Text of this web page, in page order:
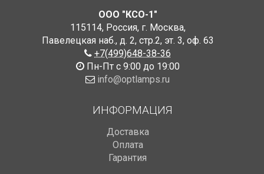
ООО "КСО-1"
115114, Россия, г. Москва,
Павелецкая наб., д. 2, стр.2, эт. 3, оф. 63
+7(499)648-38-36
Пн-Пт с 9:00 до 19:00
info@optlamps.ru
ИНФОРМАЦИЯ
Доставка
Оплата
Гарантия